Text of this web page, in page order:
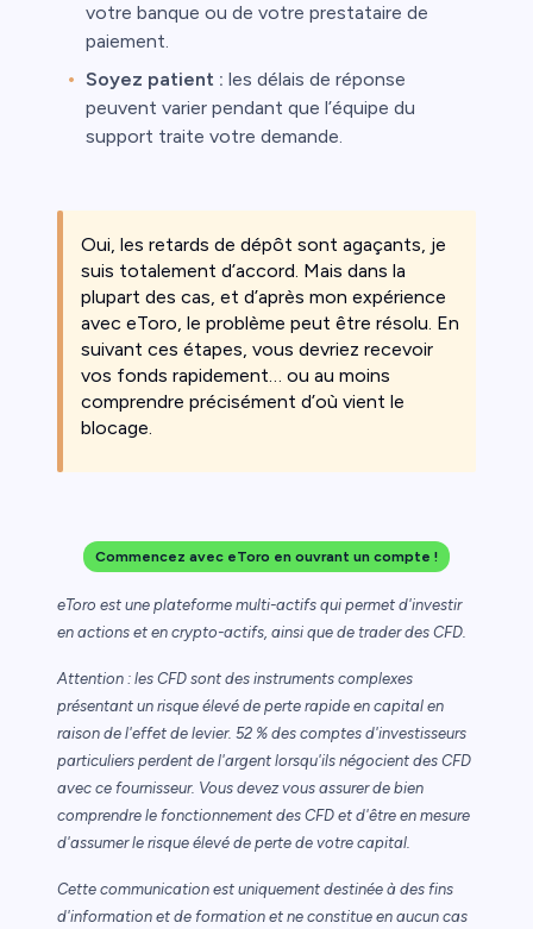
votre banque ou de votre prestataire de
paiement.
Soyez patient : les délais de réponse
peuvent varier pendant que l’équipe du
support traite votre demande.
Oui, les retards de dépôt sont agaçants, je
suis totalement d’accord. Mais dans la
plupart des cas, et d’après mon expérience
avec eToro, le problème peut être résolu. En
suivant ces étapes, vous devriez recevoir
vos fonds rapidement… ou au moins
comprendre précisément d’où vient le
blocage.
Commencez avec eToro en ouvrant un compte !
eToro est une plateforme multi-actifs qui permet d'investir
en actions et en crypto-actifs, ainsi que de trader des CFD.
Attention : les CFD sont des instruments complexes
présentant un risque élevé de perte rapide en capital en
raison de l'effet de levier. 52 % des comptes d'investisseurs
particuliers perdent de l'argent lorsqu'ils négocient des CFD
avec ce fournisseur. Vous devez vous assurer de bien
comprendre le fonctionnement des CFD et d'être en mesure
d'assumer le risque élevé de perte de votre capital.
Cette communication est uniquement destinée à des fins
d'information et de formation et ne constitue en aucun cas